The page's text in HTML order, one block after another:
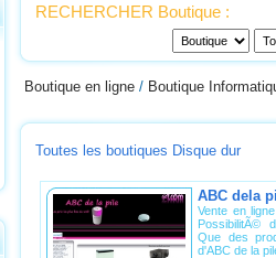
RECHERCHER Boutique :
Boutique en ligne / Boutique
Toutes les boutiques Disque dur
ABC dela
Vente en
PossibilitÃ©
Que des
d'ABC de la